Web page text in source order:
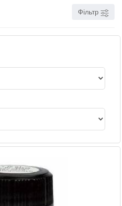
Фільтр